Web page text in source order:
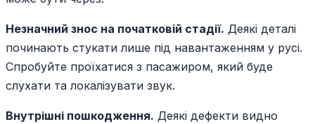
Незначний знос на початковій стадії. Деякі деталі
починають стукати лише під навантаженням у русі.
Спробуйте проїхатися з пасажиром, який буде
слухати та локалізувати звук.
Внутрішні пошкодження. Деякі дефекти видно